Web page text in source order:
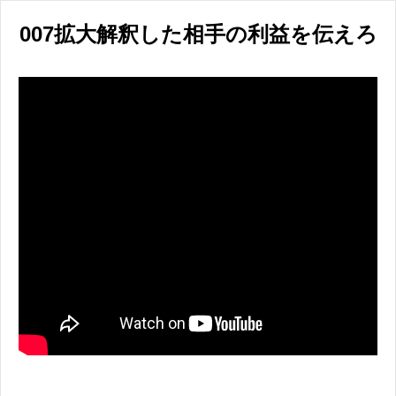
007拡大解釈した相手の利益を伝えろ